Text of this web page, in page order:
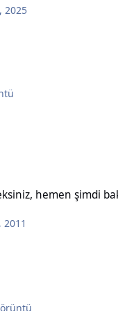
2025
hemen şimdi
2011